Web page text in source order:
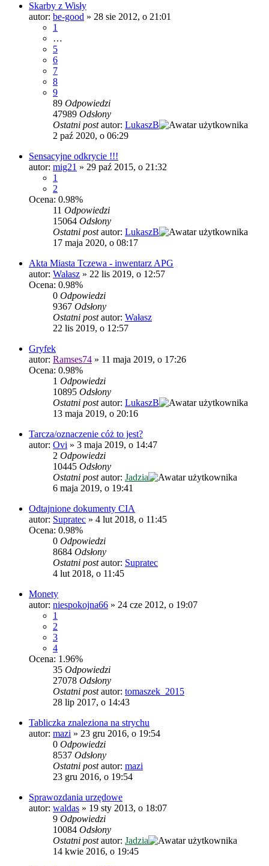
Skarby z Wisły
autor: be-good » 28 sie 2012, o 21:01
1
…
5
6
7
8
9
89 Odpowiedzi
47989 Odsłony
Ostatni postautor: LukaszB
2 paź 2020, o 06:29
Sensacyjne odkrycie !!!
autor: mig21 » 29 paź 2015, o 21:32
1
2
Ocena: 0.98%
11 Odpowiedzi
15064 Odsłony
Ostatni postautor: LukaszB
17 maja 2020, o 08:17
Akta Miasta Tczewa - inwentarz APG
autor: Wałasz » 22 lis 2019, o 12:57
Ocena: 0.98%
0 Odpowiedzi
9367 Odsłony
Ostatni postautor: Wałasz
22 lis 2019, o 12:57
Gryfek
autor: Ramses74 » 11 maja 2019, o 17:26
Ocena: 0.98%
1 Odpowiedzi
10895 Odsłony
Ostatni postautor: LukaszB
13 maja 2019, o 20:16
Tarcza/oznaczenie cóż to jest?
autor: Ovi » 3 maja 2019, o 14:47
2 Odpowiedzi
10445 Odsłony
Ostatni postautor: Jadzia
6 maja 2019, o 19:41
Odtajnione dokumenty CIA
autor: Supratec » 4 lut 2018, o 11:45
Ocena: 0.98%
0 Odpowiedzi
8684 Odsłony
Ostatni postautor: Supratec
4 lut 2018, o 11:45
Monety
autor: niespokojna66 » 24 cze 2012, o 19:07
1
2
3
4
Ocena: 1.96%
35 Odpowiedzi
27078 Odsłony
Ostatni postautor: tomaszek_2015
28 lip 2017, o 14:43
Tabliczka znaleziona na strychu
autor: mazi » 23 gru 2016, o 19:54
0 Odpowiedzi
8537 Odsłony
Ostatni postautor: mazi
23 gru 2016, o 19:54
Sprawozdania urzędowe
autor: waldas » 19 sty 2013, o 18:07
9 Odpowiedzi
10084 Odsłony
Ostatni postautor: Jadzia
14 kwie 2016, o 19:45